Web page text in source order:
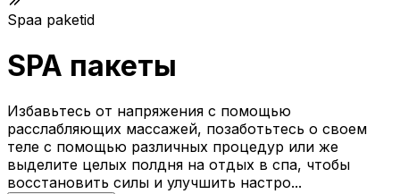
Spaa paketid
SPA пакеты
Избавьтесь от напряжения с помощью
расслабляющих массажей, позаботьтесь о своем
теле с помощью различных процедур или же
выделите целых полдня на отдых в спа, чтобы
восстановить силы и улучшить настро...